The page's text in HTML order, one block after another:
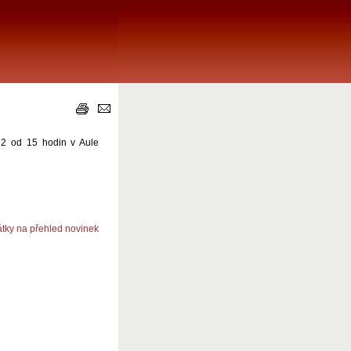
od 15 hodin v Aule
na přehled novinek